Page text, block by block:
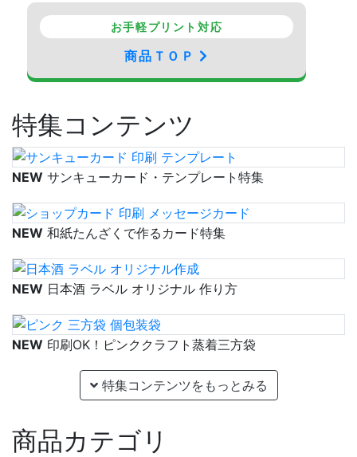
お手軽プリント対応
商品ＴＯＰ
特集コンテンツ
NEW サンキューカード・テンプレート特集
NEW 和紙たんざくで作るカード特集
NEW 日本酒 ラベル オリジナル 作り方
NEW 印刷OK！ピンククラフト蒸着三方袋
特集コンテンツをもっとみる
商品カテゴリ